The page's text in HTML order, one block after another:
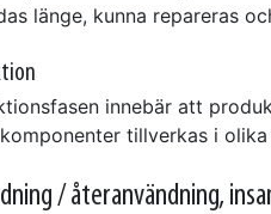
länge, kunna repareras
innebär att
tillverkas i
/ återanvändning,